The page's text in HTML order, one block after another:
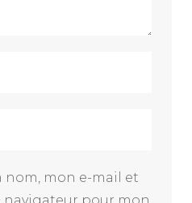
nom, mon e-mail et
navigateur pour mon